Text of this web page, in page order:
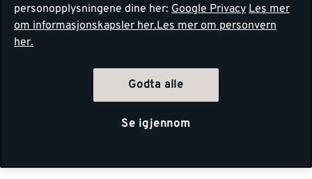
personopplysningene dine her: Google Privacy Les mer
om informasjonskapsler her.Les mer om personvern
her.
Godta alle
Se igjennom